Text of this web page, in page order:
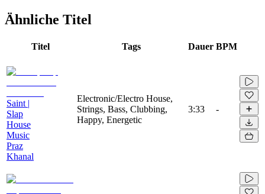
Ähnliche Titel
Titel Tags Dauer BPM
Saint |
Slap
House
Music
Praz
Khanal
Electronic/Electro House,
Strings, Bass, Clubbing,
Happy, Energetic
3:33 -